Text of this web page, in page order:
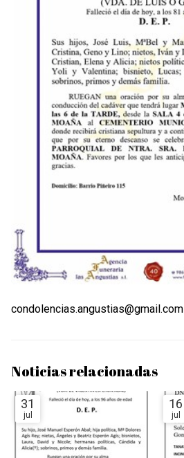
condolencias.angustias@gmail.com
Noticias relacionadas
31
jul
16
jul